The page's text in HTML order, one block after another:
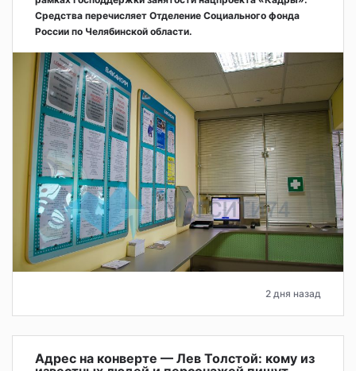
Средства перечисляет Отделение Социального фонда
России по Челябинской области.
2 дня назад
Адрес на конверте — Лев Толстой: кому из